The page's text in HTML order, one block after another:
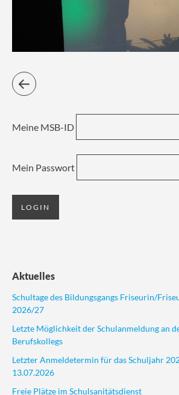
Meine MSB-ID
Mein Passwort
Aktuelles
Schultage des Bildungsgangs Friseurin/
2026/27
Letzte Möglichkeit der Schulanmeldung an
Berufskollegs
Letzter Anmeldetermin für das Schuljahr
13.07.2026
Freie Plätze im Schulsanitätsdienst